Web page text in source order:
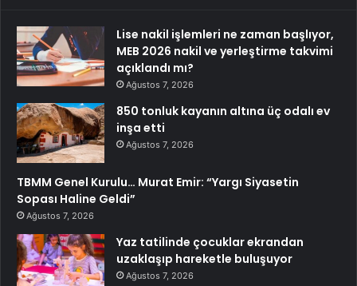
Lise nakil işlemleri ne zaman başlıyor,
MEB 2026 nakil ve yerleştirme takvimi
açıklandı mı?
Ağustos 7, 2026
850 tonluk kayanın altına üç odalı ev
inşa etti
Ağustos 7, 2026
TBMM Genel Kurulu… Murat Emir: “Yargı Siyasetin
Sopası Haline Geldi”
Ağustos 7, 2026
Yaz tatilinde çocuklar ekrandan
uzaklaşıp hareketle buluşuyor
Ağustos 7, 2026